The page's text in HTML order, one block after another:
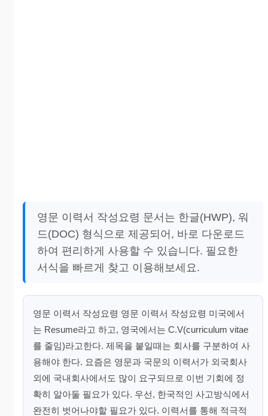
영문 이력서 작성요령 문서는 한글(HWP), 워
드(DOC) 형식으로 제공되어, 바로 다운로드
하여 편리하게 사용할 수 있습니다. 필요한
서식을 빠르게 찾고 이용해보세요.
영문 이력서 작성요령 영문 이력서 작성요령 미국에서
는 Resume라고 하고, 영국에서는 C.V(curriculum vitae
를 줄임)라고한다. 제목을 붙일때는 회사를 구분하여 사
용해야 한다. 요즘은 영문과 국문의 이력서가 외국회사
외에 국내회사에서도 많이 요구되므로 이번 기회에 정
확히 알아둘 필요가 있다. 우선, 한국적인 사고방식에서
완전히 벗어나야할 필요가 있다. 이력서를 통해 적극적